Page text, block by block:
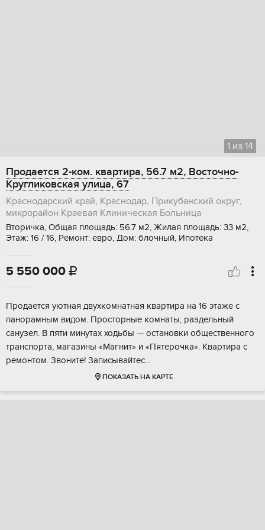
1 из 14
Продается 2-ком. квартира, 56.7 м2, Восточно-
Кругликовская улица, 67
Краснодарский край, Краснодар, Прикубанский округ,
микрорайон Краевая Клиническая Больница
Вторичка, Общая площадь: 56.7 м2, Жилая площадь: 33 м2,
Этаж: 16 / 16, Ремонт: евро, Дом: блочный, Ипотека
5 550 000 
Продается уютная двухкомнатная квартира на 16 этаже с
панорамным видом. Просторные комнаты, раздельный
санузел. В пяти минутах ходьбы — остановки общественного
транспорта, магазины «Магнит» и «Пятерочка». Квартира с
ремонтом. Звоните! Записывайтес...
ПОКАЗАТЬ НА КАРТЕ